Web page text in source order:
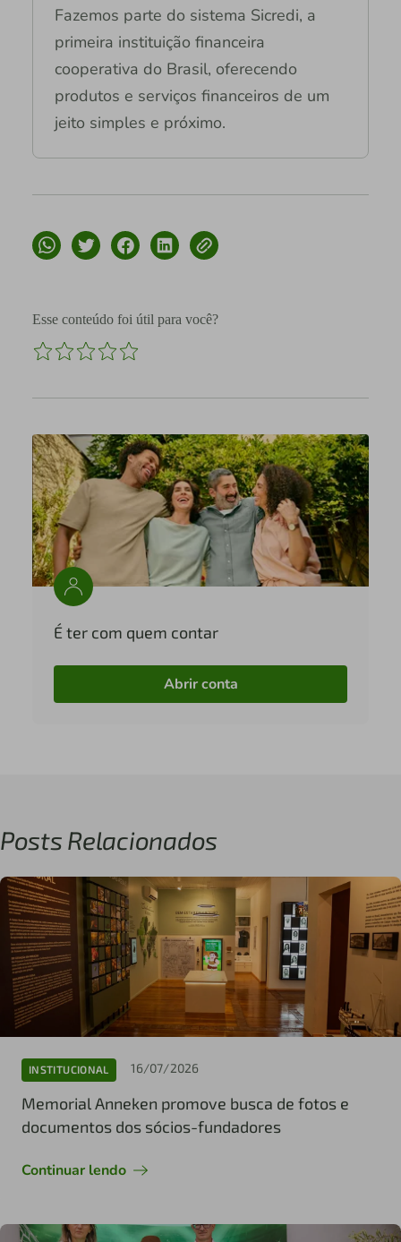
Fazemos parte do sistema Sicredi, a
primeira instituição financeira
cooperativa do Brasil, oferecendo
produtos e serviços financeiros de um
jeito simples e próximo.
Esse conteúdo foi útil para você?
É ter com quem contar
Abrir conta
Posts Relacionados
INSTITUCIONAL 16/07/2026
Memorial Anneken promove busca de fotos e
documentos dos sócios-fundadores
Continuar lendo